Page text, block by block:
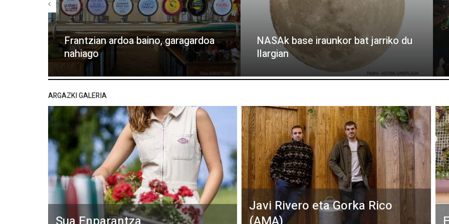
Frantzian ardoa baino, garagardoa
nahiago
NASAk base iraunkor bat jarriko du
Ilargian
ARGAZKI GALERIA
Javi Rivero eta Gorka Rico